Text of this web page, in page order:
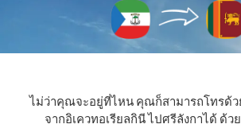
ไม่ว่าคุณจะอยู่ที่ไหน คุณก็สามารถโทรด้
จากอิเควทอเรียลกินี ไปศรีลังกาได้ ด้ว